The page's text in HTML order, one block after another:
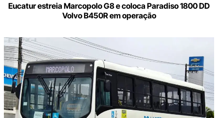
Eucatur estreia Marcopolo G8 e coloca Paradiso 1800 DD
Volvo B450R em operação